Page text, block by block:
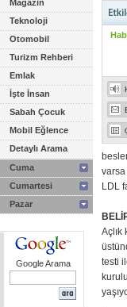
Magazin
Teknoloji
Otomobil
Turizm Rehberi
Emlak
İşte İnsan
Sabah Çocuk
Mobil Eğlence
Detaylı Arama
Cuma
Cumartesi
Pazar
Google Arama
varsa
LDL
testi